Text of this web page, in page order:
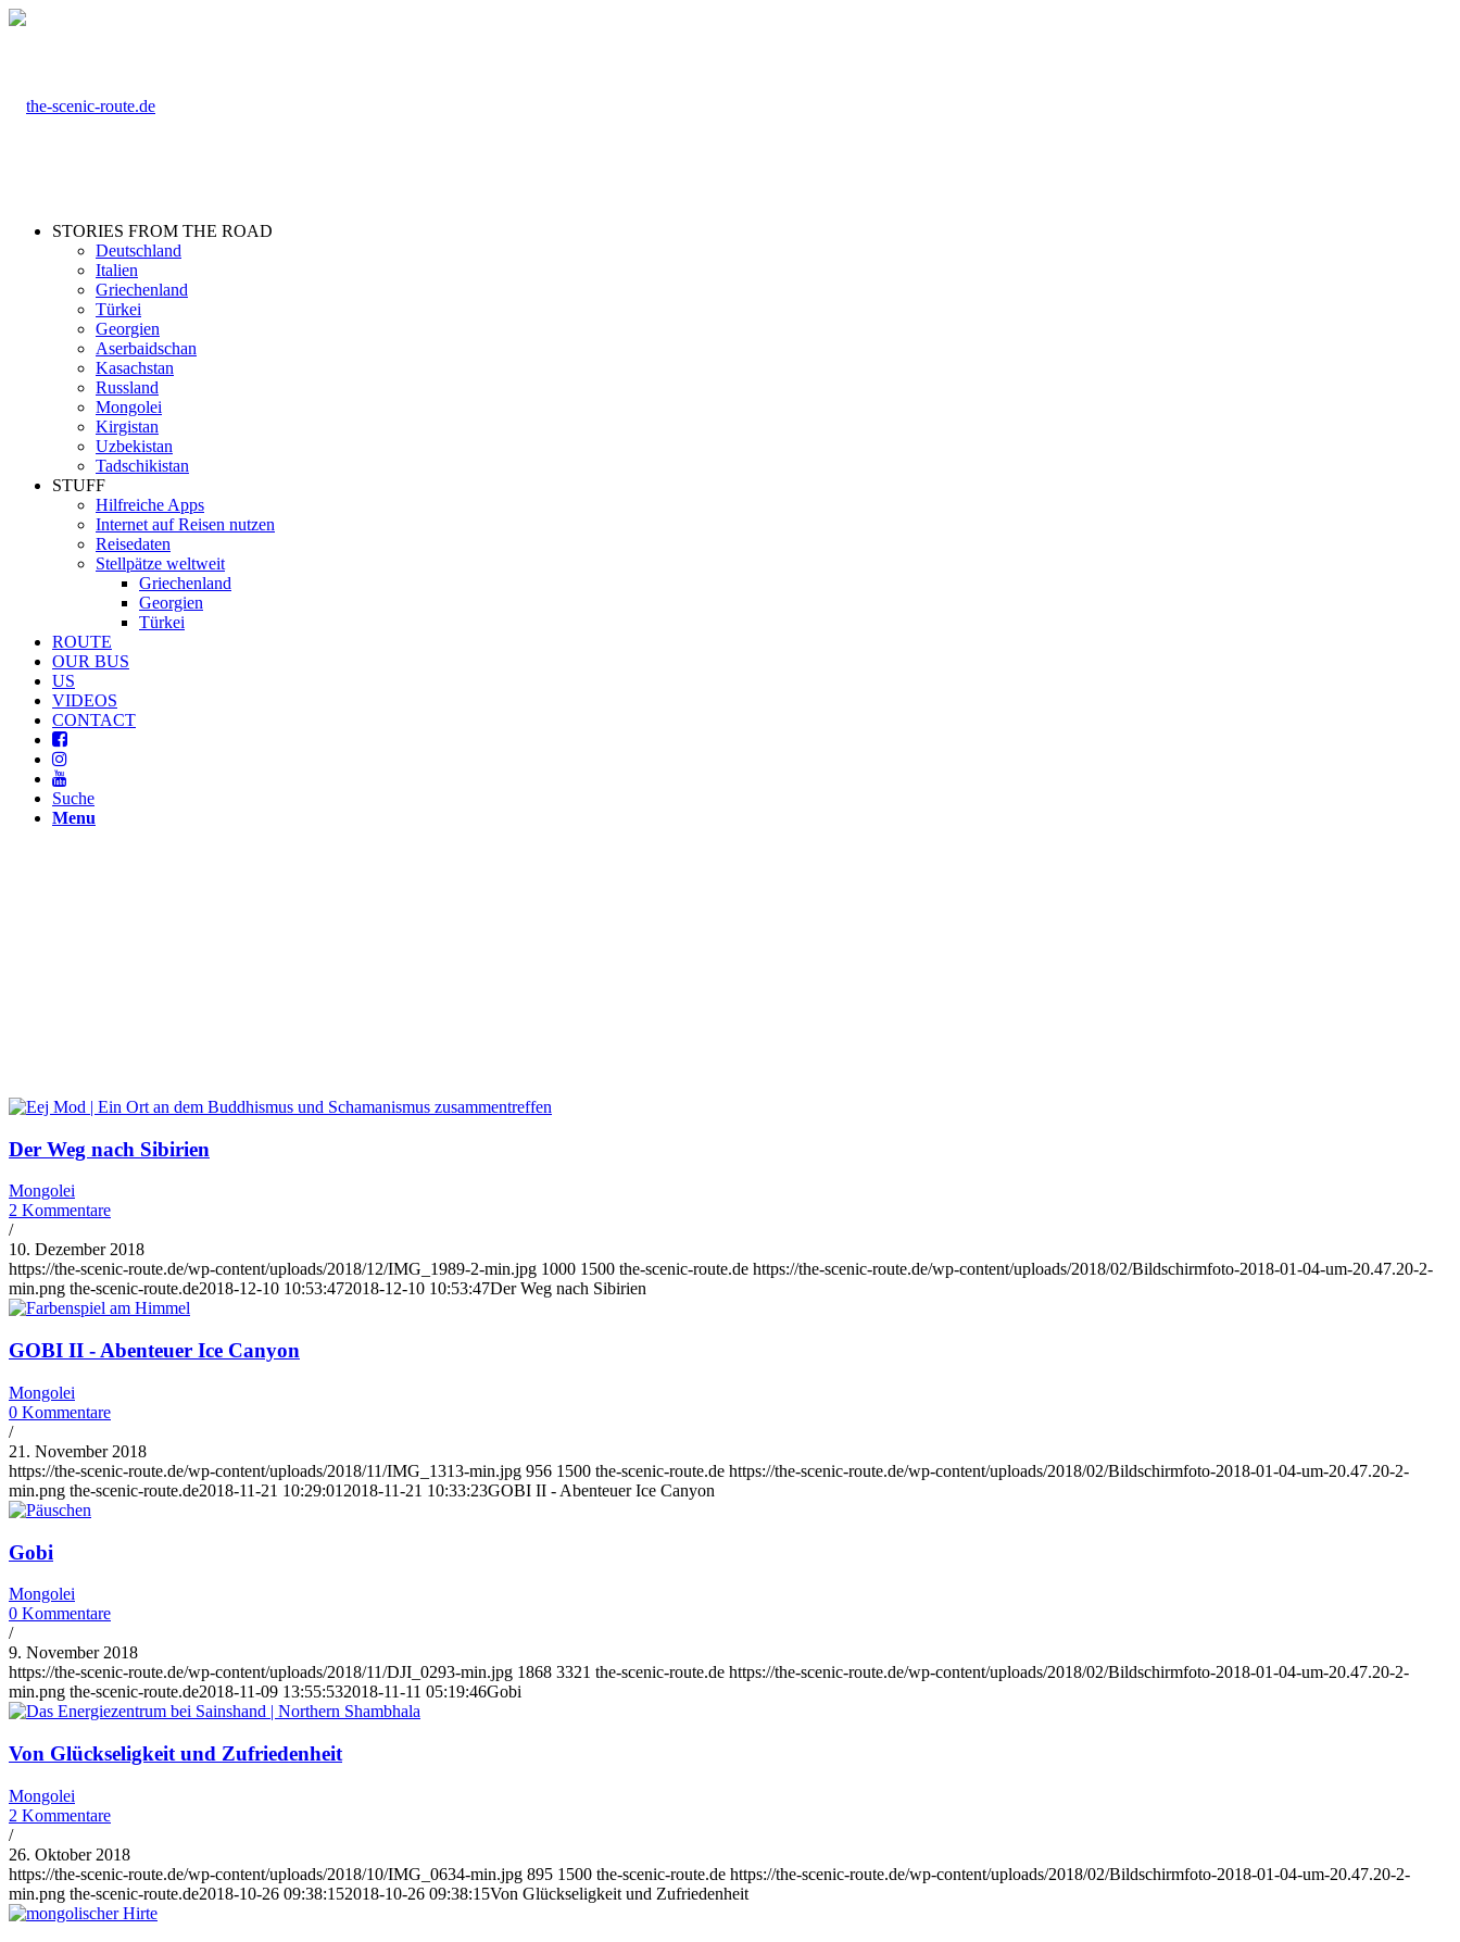
STORIES FROM THE ROAD
Deutschland
Italien
Griechenland
Türkei
Georgien
Aserbaidschan
Kasachstan
Russland
Mongolei
Kirgistan
Uzbekistan
Tadschikistan
STUFF
Hilfreiche Apps
Internet auf Reisen nutzen
Reisedaten
Stellpätze weltweit
Griechenland
Georgien
Türkei
ROUTE
OUR BUS
US
VIDEOS
CONTACT
Suche
Menu
Der Weg nach Sibirien
Mongolei
2 Kommentare
/
10. Dezember 2018
https://the-scenic-route.de/wp-content/uploads/2018/12/IMG_1989-2-min.jpg 1000 1500 the-scenic-route.de https://the-scenic-route.de/wp-content/uploads/2018/02/Bildschirmfoto-2018-01-04-um-20.47.20-2-
min.png the-scenic-route.de2018-12-10 10:53:472018-12-10 10:53:47Der Weg nach Sibirien
GOBI II - Abenteuer Ice Canyon
Mongolei
0 Kommentare
/
21. November 2018
https://the-scenic-route.de/wp-content/uploads/2018/11/IMG_1313-min.jpg 956 1500 the-scenic-route.de https://the-scenic-route.de/wp-content/uploads/2018/02/Bildschirmfoto-2018-01-04-um-20.47.20-2-
min.png the-scenic-route.de2018-11-21 10:29:01 2018-11-21 10:33:23GOBI II - Abenteuer Ice Canyon
Gobi
Mongolei
0 Kommentare
/
9. November 2018
https://the-scenic-route.de/wp-content/uploads/2018/11/DJI_0293-min.jpg 1868 3321 the-scenic-route.de https://the-scenic-route.de/wp-content/uploads/2018/02/Bildschirmfoto-2018-01-04-um-20.47.20-2-
min.png the-scenic-route.de2018-11-09 13:55:532018-11-11 05:19:46Gobi
Von Glückseligkeit und Zufriedenheit
Mongolei
2 Kommentare
/
26. Oktober 2018
https://the-scenic-route.de/wp-content/uploads/2018/10/IMG_0634-min.jpg 895 1500 the-scenic-route.de https://the-scenic-route.de/wp-content/uploads/2018/02/Bildschirmfoto-2018-01-04-um-20.47.20-2-
min.png the-scenic-route.de2018-10-26 09:38:152018-10-26 09:38:15Von Glückseligkeit und Zufriedenheit